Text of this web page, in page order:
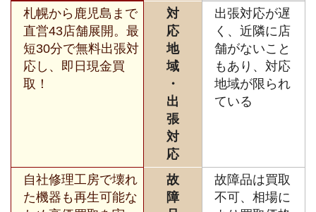
札幌から鹿児島まで
直営43店舗展開。最
短30分で無料出張対
応し、即日現金買
取！
対
応
地
域
・
出
張
対
応
出張対応が遅
く、近隣に店
舗がないこと
もあり、対応
地域が限られ
ている
自社修理工房で壊れ
た機器も再生可能な
故
障
故障品は買取
不可、相場に